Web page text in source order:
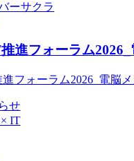
ーサクラ
進フォーラム2026_
フォーラム2026_電脳
せ
IT